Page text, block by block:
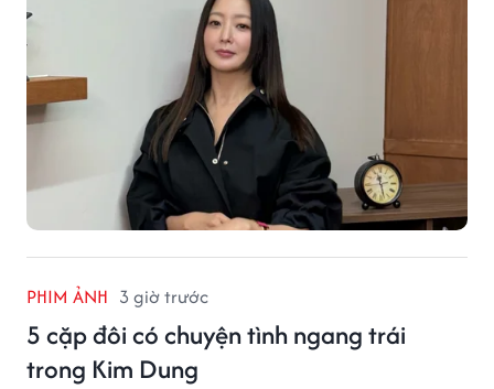
PHIM ẢNH 3 giờ trước
5 cặp đôi có chuyện tình ngang trái
trong Kim Dung